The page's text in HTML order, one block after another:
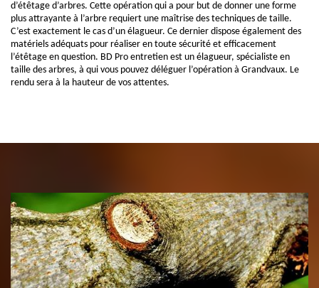
d’étêtage d’arbres. Cette opération qui a pour but de donner une forme
plus attrayante à l’arbre requiert une maîtrise des techniques de taille.
C’est exactement le cas d’un élagueur. Ce dernier dispose également des
matériels adéquats pour réaliser en toute sécurité et efficacement
l’étêtage en question. BD Pro entretien est un élagueur, spécialiste en
taille des arbres, à qui vous pouvez déléguer l’opération à Grandvaux. Le
rendu sera à la hauteur de vos attentes.